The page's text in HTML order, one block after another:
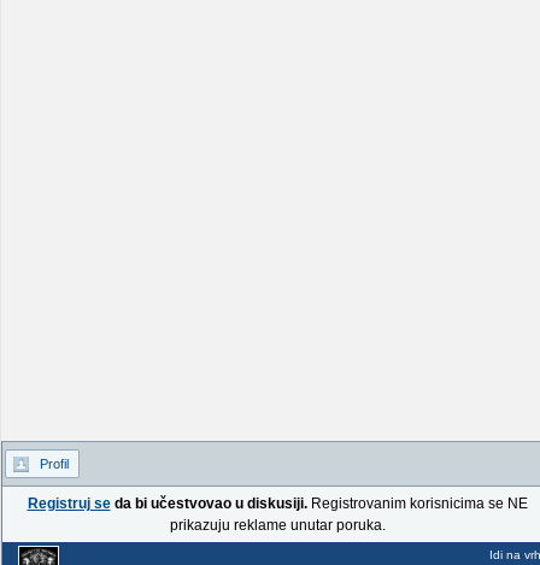
Profil
Registruj seda bi učestvovao u diskusiji.Registrovanim korisnicima se NE
prikazuju reklame unutar poruka.
Idi na vrh